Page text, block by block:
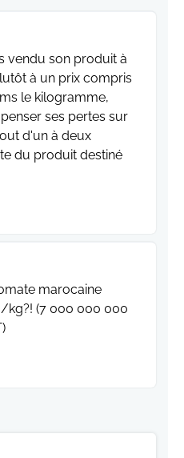
vendu son produit à
à un prix compris
le kilogramme,
ses pertes sur
d'un à deux
du produit destiné
marocaine
kg?! (7 000 000 000